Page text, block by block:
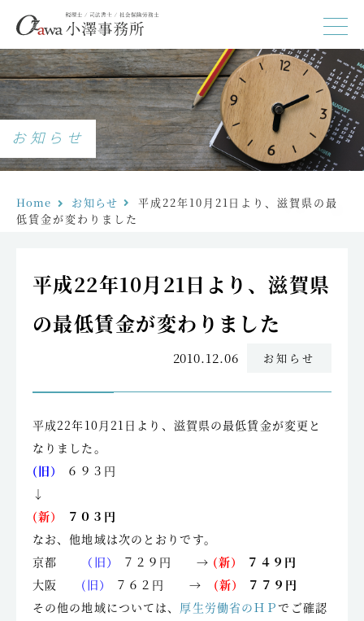
お知らせ
Home お知らせ
平成22年10月21日より、滋賀県の最
低賃金が変わりました
平成22年10月21日より、滋賀県
の最低賃金が変わりました
2010.12.06 お知らせ
平成22年10月21日より、滋賀県の最低賃金が変更と
なりました。
(旧）
６９３円
↓
(新）
７０３円
なお、他地域は次のとおりです。
京都
（旧） ７２９円 → (新）
７４９円
大阪 (旧） ７６２円 → (新）
７７９円
その他の地域については、 厚生労働省のＨＰでご確認